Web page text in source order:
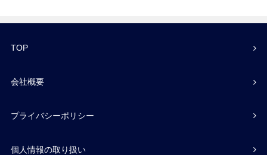
TOP
会社概要
プライバシーポリシー
個人情報の取り扱い